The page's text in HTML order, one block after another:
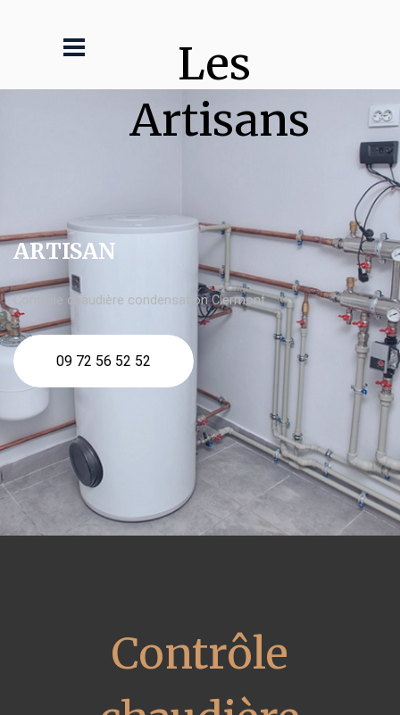
Les
Artisans
ARTISAN
Contrôle chaudière condensation Clermont
09 72 56 52 52
Contrôle